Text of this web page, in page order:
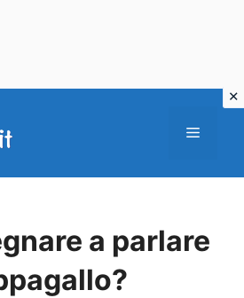
Menu
a parlare